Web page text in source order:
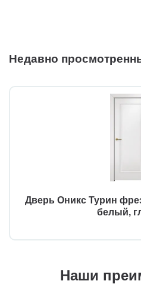
Недавно
Дверь Оникс Турин
белый,
Наши